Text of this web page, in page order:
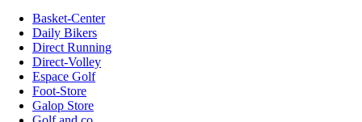
Basket-Center
Daily Bikers
Direct Running
Direct-Volley
Espace Golf
Foot-Store
Galop Store